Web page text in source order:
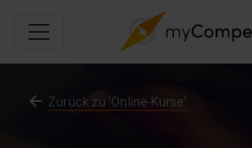
Zurück zu 'Online-Kurse'